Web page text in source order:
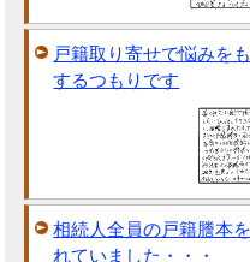
戸籍取り寄せで悩みを
するつもりです
相続人全員の戸籍謄本
れていました・・・